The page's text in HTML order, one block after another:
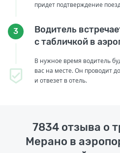
придет подтверждение
3
Водитель
с табличкой в
В нужное время водитель
вас на месте. Он проводит
и отвезет в отель.
7834 отзыва о
Мерано в